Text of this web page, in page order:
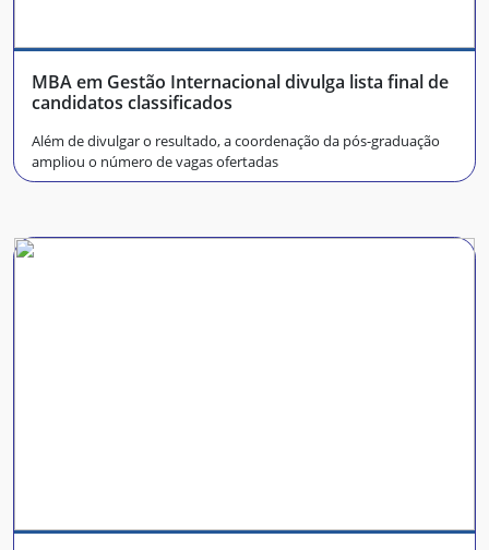
MBA em Gestão Internacional divulga lista final de
candidatos classificados
Além de divulgar o resultado, a coordenação da pós-graduação
ampliou o número de vagas ofertadas